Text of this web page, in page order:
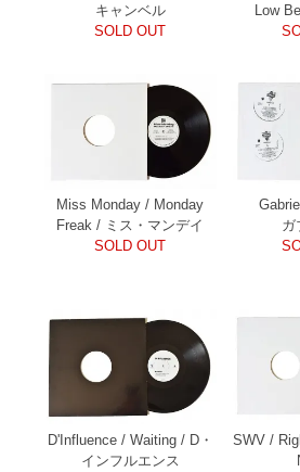
キャンベル
SOLD OUT
Low
Miss Monday / Monday
Freak / ミス・マンデイ
SOLD OUT
ガ
D'Influence / Waiting / D・
インフルエンス
SWV /